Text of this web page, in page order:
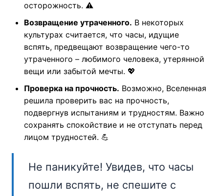
осторожность. ⚠️
Возвращение утраченного. В некоторых
культурах считается, что часы, идущие
вспять, предвещают возвращение чего-то
утраченного – любимого человека, утерянной
вещи или забытой мечты. 💖
Проверка на прочность. Возможно, Вселенная
решила проверить вас на прочность,
подвергнув испытаниям и трудностям. Важно
сохранять спокойствие и не отступать перед
лицом трудностей. 💪
Не паникуйте! Увидев, что часы
пошли вспять, не спешите с